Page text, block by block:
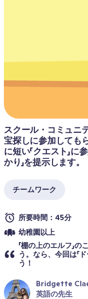
スクール・コミュニ
宝探しに参加しても
に短い「クエスト」に
かり」を提示します。
チームワーク
所要時間：45分
幼稚園以上
「棚の上のエルフ」
う。なら、今回は「
う！
Bridgette
英語の先生